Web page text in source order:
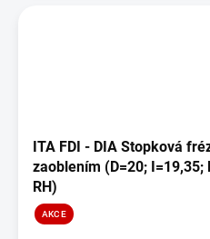
ITA FDI - DIA Stopková
zaoblením (D=20; I=19,35;
RH)
AKCE